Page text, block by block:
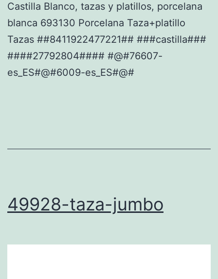
Castilla Blanco, tazas y platillos, porcelana
blanca 693130 Porcelana Taza+platillo
Tazas ##8411922477221## ###castilla###
####27792804#### #@#76607-
es_ES#@#6009-es_ES#@#
49928-taza-jumbo